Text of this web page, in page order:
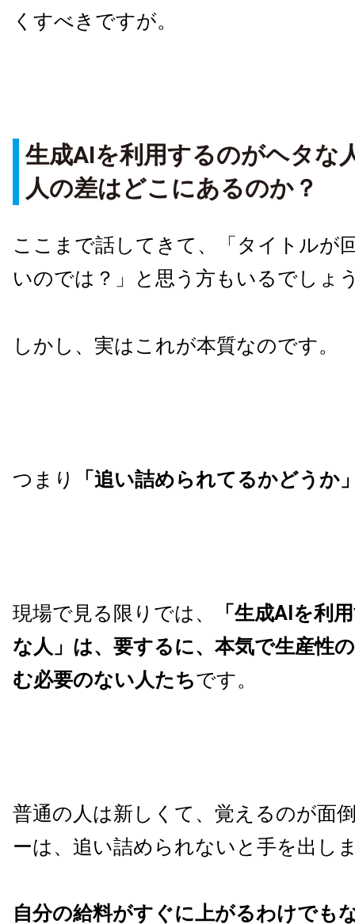
くすべきですが。
生成AIを利用するのがヘタな
人の差はどこにあるのか？
ここまで話してきて、「タイトルが
いのでは？」と思う方もいるでしょ
しかし、実はこれが本質なのです。
つまり 「追い詰められてるかどうか
現場で見る限りでは、
「生成AIを利
な人」は、要するに、本気で生産性
む必要のない人たちです。
普通の人は新しくて、覚えるのが面
ーは、追い詰められないと手を出し
自分の給料がすぐに上がるわけでも